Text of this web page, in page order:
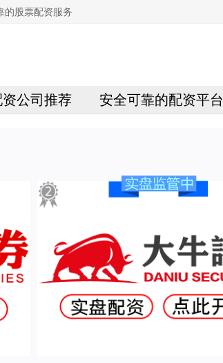
的股票配资服务
公司推荐 安全可靠的配资平台